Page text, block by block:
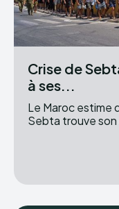
Crise de
à ses...
Le Maroc estime
Sebta trouve son